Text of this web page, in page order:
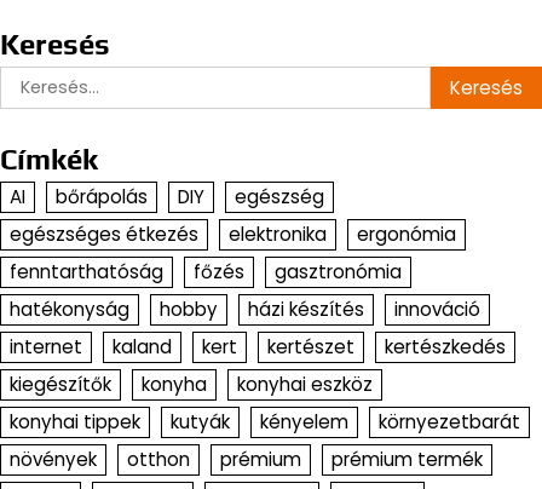
Keresés
Keresés:
Címkék
AI bőrápolás DIY
egészség
egészséges étkezés
elektronika
ergonómia
fenntarthatóság
főzés
gasztronómia
hatékonyság
hobby házi készítés
innováció
internet
kaland kert kertészet
kertészkedés
kiegészítők
konyha
konyhai eszköz
konyhai tippek
kutyák kényelem
környezetbarát
növények
otthon prémium
prémium termék